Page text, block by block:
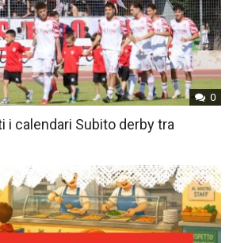
0
i calendari Subito derby tra